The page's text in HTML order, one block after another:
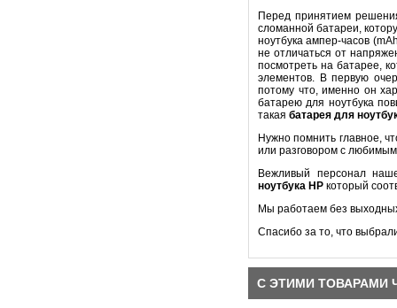
Перед принятием
сломанной батареи,
ноутбука ампер-часов
не отличаться от
посмотреть на батарее,
элементов. В первую
потому что, именно он
батарею для ноутбука
такая батарея для
Нужно помнить главное,
или разговором с
Вежливый персонал
ноутбука HP который
Мы работаем без
Спасибо за то, что
С ЭТИМИ ТОВАРАМИ